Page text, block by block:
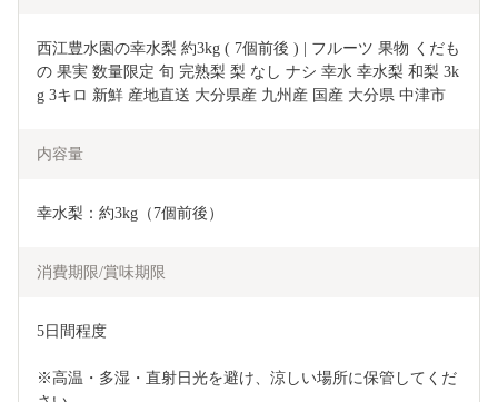
西江豊水園の幸水梨 約3kg ( 7個前後 ) | フルーツ 果物 くだも
の 果実 数量限定 旬 完熟梨 梨 なし ナシ 幸水 幸水梨 和梨 3k
g 3キロ 新鮮 産地直送 大分県産 九州産 国産 大分県 中津市
内容量
幸水梨：約3kg（7個前後）
消費期限/賞味期限
5日間程度
※高温・多湿・直射日光を避け、涼しい場所に保管してくだ